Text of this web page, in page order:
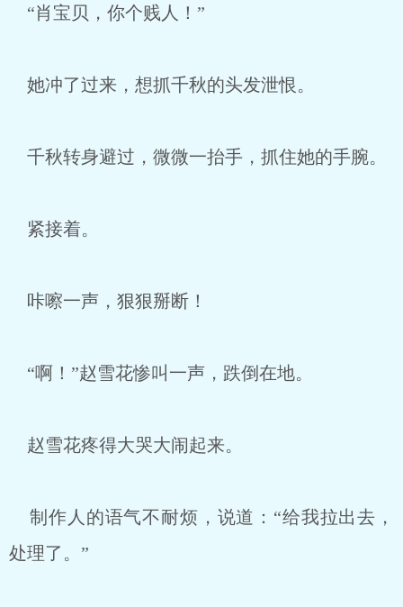
“肖宝贝，你个贱人！”
她冲了过来，想抓千秋的头发泄恨。
千秋转身避过，微微一抬手，抓住她的手腕。
紧接着。
咔嚓一声，狠狠掰断！
“啊！”赵雪花惨叫一声，跌倒在地。
赵雪花疼得大哭大闹起来。
制作人的语气不耐烦，说道：“给我拉出去，
处理了。”